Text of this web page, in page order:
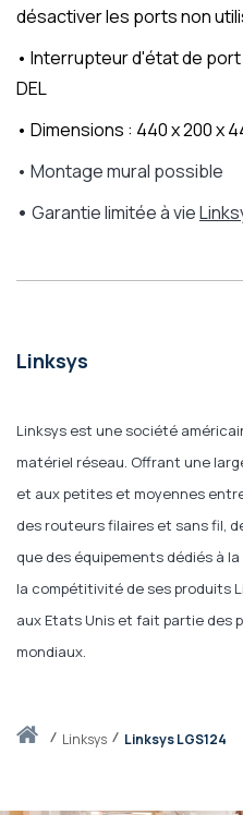
Accueillinksys Linksys LGS124
désactiver les ports non
• Interrupteur d'état de
DEL
• Dimensions : 440 x 200 x
• Montage mural possible
• Garantie limitée à vie
Linksys
Linksys est une société
matériel réseau. Offrant une
et aux petites et moyennes
des routeurs filaires et sans fil,
que des équipements dédiés à
la compétitivité de ses produits
aux Etats Unis et fait partie des
mondiaux.